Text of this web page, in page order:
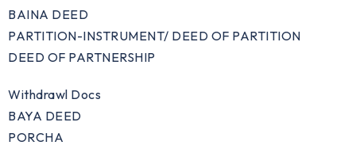
BAINA DEED
PARTITION-INSTRUMENT/ DEED OF PARTITION
DEED OF PARTNERSHIP
Withdrawl Docs
BAYA DEED
PORCHA